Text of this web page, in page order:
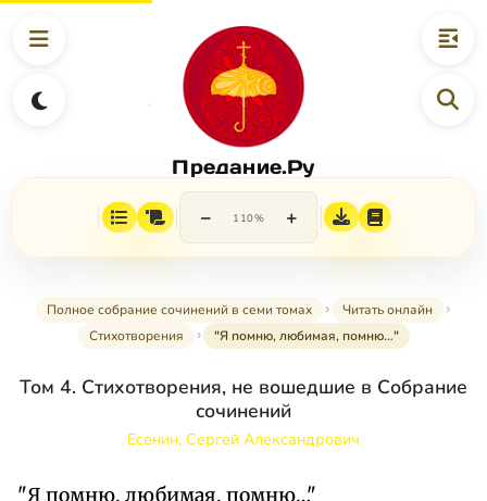
Предание.Ру
− 110% +
Полное собрание сочинений в семи томах
Читать онлайн
Стихотворения
"Я помню, любимая, помню…"
Том 4. Стихотворения, не вошедшие в Собрание
сочинений
Есенин, Сергей Александрович
"Я помню, любимая, помню…"